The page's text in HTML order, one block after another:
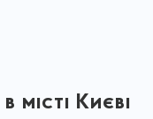
місті Києві